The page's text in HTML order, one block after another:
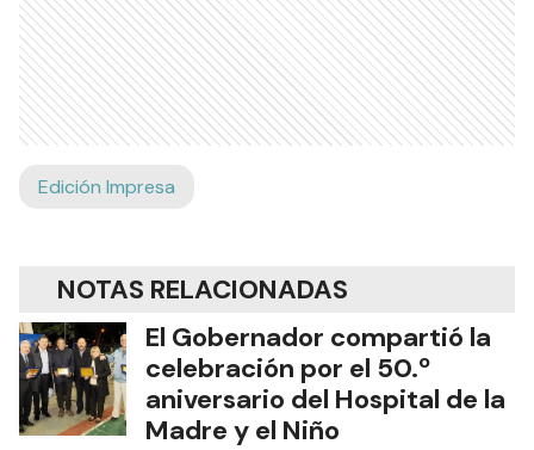
Edición Impresa
NOTAS RELACIONADAS
El Gobernador compartió la
celebración por el 50.º
aniversario del Hospital de la
Madre y el Niño